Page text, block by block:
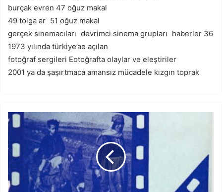
burçak evren 47 oğuz makal
49 tolga ar 51 oğuz makal
gerçek sinemacıları devrimci sinema grupları haberler 36
1973 yılında türkiye’ae açılan
fotoğraf sergileri Eotoğrafta olaylar ve eleştiriler
2001 ya da şaşırtmaca amansız mücadele kızgın toprak